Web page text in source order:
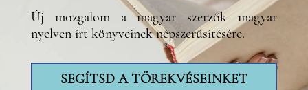
Új mozgalom a magyar szerzők magyar
nyelven írt könyveinek népszerűsítésére.
SEGÍTSD A TÖREKVÉSEINKET